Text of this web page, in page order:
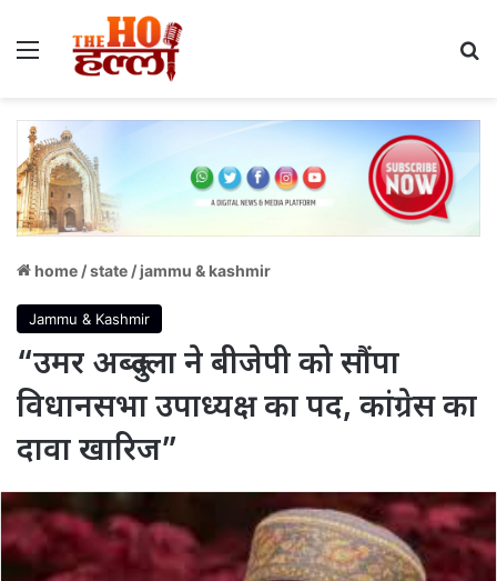
Menu
home /state /jammu & kashmir
Jammu & Kashmir
“उमर अब्दुल्ला ने बीजेपी को सौंपा
विधानसभा उपाध्यक्ष का पद, कांग्रेस का
दावा खारिज”